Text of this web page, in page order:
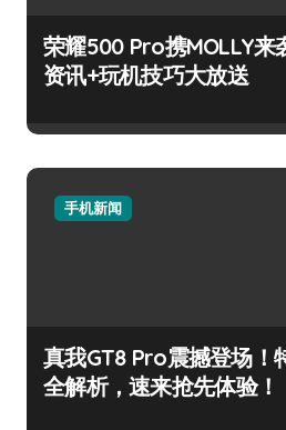
荣耀500 Pro携MOLLY来
资讯+玩机技巧大放送
手机新闻
真我GT8 Pro震撼登场！
全解析，速来抢先体验！